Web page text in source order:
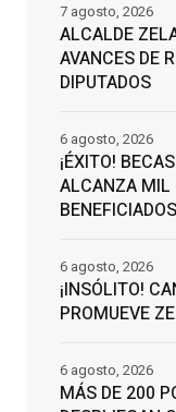
ALCALDE
AVANCES DE
DIPUTADOS
7 agosto, 2026
¡ÉXITO!
ALCANZA MIL
BENEFICIADOS
6 agosto, 2026
¡INSÓLITO!
PROMUEVE
6 agosto, 2026
MÁS DE 200
6 agosto, 2026